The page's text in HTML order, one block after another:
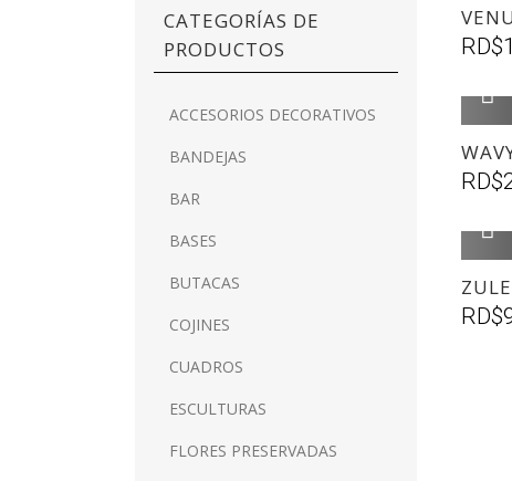
CATEGORÍAS DE
PRODUCTOS
ACCESORIOS DECORATIVOS
BANDEJAS
BAR
BASES
BUTACAS
COJINES
CUADROS
ESCULTURAS
FLORES PRESERVADAS
RD$
RD$
RD$